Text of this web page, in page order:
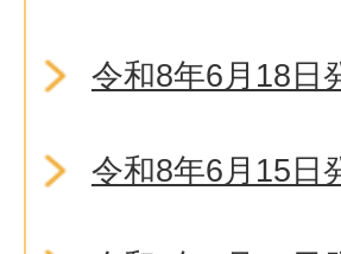
令和8年6月18日
令和8年6月15日